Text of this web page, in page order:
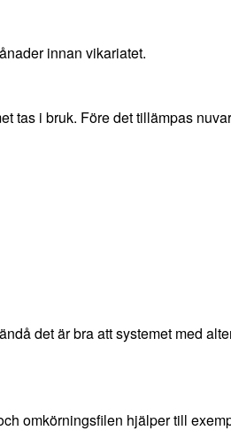
innan vikariatet.
tas i bruk. Före det tillämpas
det är bra att systemet med
omkörningsfilen hjälper till